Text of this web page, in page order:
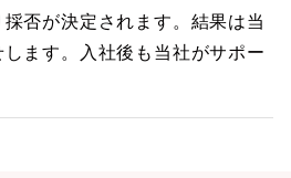
否が決定されます。結果は当
ます。入社後も当社がサポー